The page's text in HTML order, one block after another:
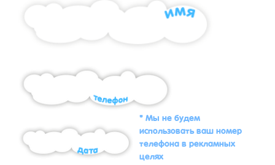
* Мы не будем
использовать ваш номер
телефона в рекламных
целях